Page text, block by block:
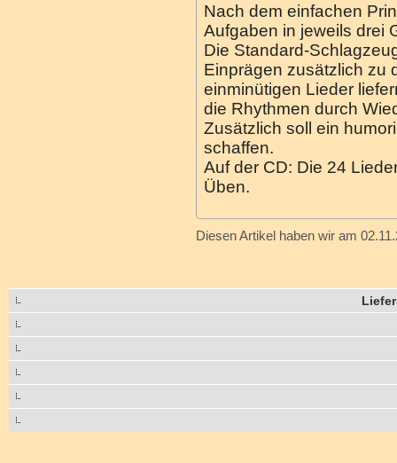
Nach dem einfachen
Aufgaben in jeweils drei
Die Standard-
Einprägen zusätzlich zu
einminütigen Lieder
die Rhythmen durch
Zusätzlich soll ein
schaffen.
Auf der CD: Die 24
Üben.
Diesen Artikel haben wir am